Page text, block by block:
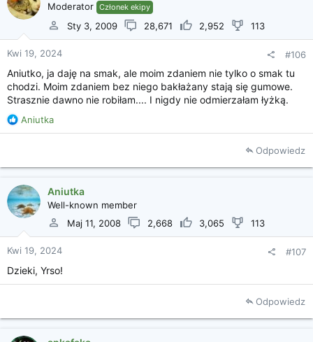
balsamiczny i troche papryki,
baklazany przekladac sosem i marynata. Na koniec zalac
wszystko sosem i odstawic na dobe, aby skladniki przeszly
Zrobic grzanki z chleba (kromki), nakładac na to bakłażany z
sosem (zimne, nie podgrzane).
Moderator Członek ekipy
Sty 3, 2009 28,671 2,952 113
Kwi 19, 2024 #106
Aniutko, ja daję na smak, ale moim zdaniem nie tylko o smak tu
chodzi. Moim zdaniem bez niego bakłażany stają się gumowe.
Strasznie dawno nie robiłam.... I nigdy nie odmierzałam łyżką.
R
e
c
e
:
Aniutka
Odpowiedz
Aniutka
Well-known member
Maj 11, 2008
2,668 3,065 113
Kwi 19, 2024 #107
Dzieki, Yrso!
Odpowiedz